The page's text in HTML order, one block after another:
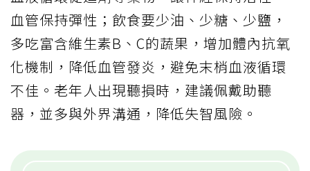
血管保持彈性；飲食要少油、少糖、少鹽，
多吃富含維生素B、C的蔬果，增加體內抗氧
化機制，降低血管發炎，避免末梢血液循環
不佳。老年人出現聽損時，建議佩戴助聽
器，並多與外界溝通，降低失智風險。